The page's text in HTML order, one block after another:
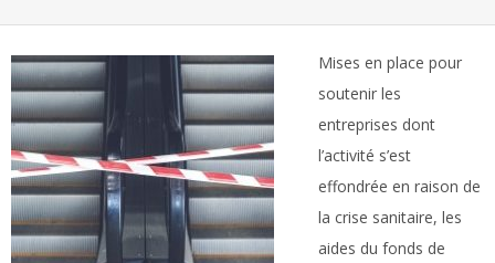
Mises en place pour
soutenir les
entreprises dont
l’activité s’est
effondrée en raison de
la crise sanitaire, les
aides du fonds de